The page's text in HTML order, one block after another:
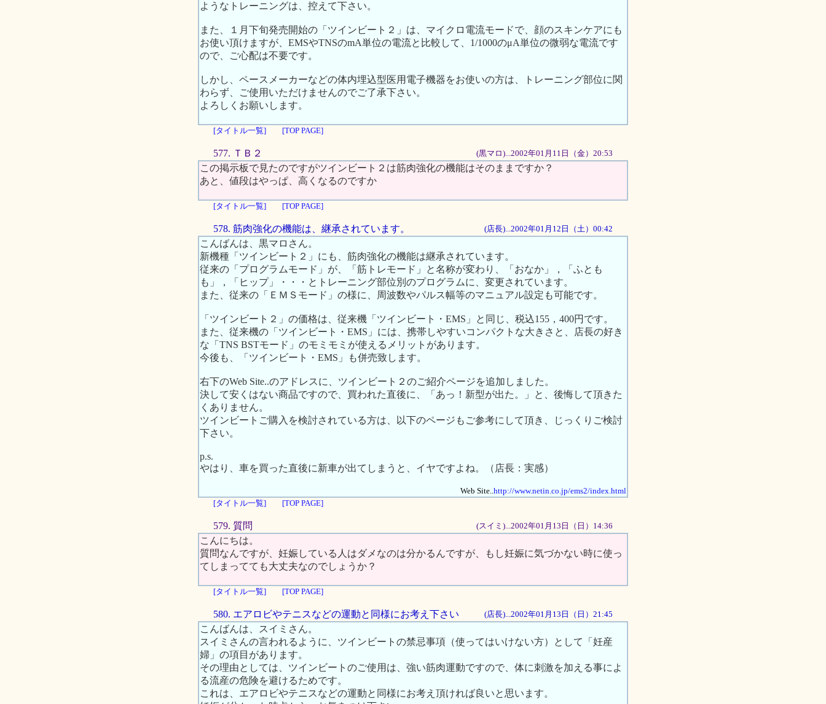
ようなトレーニングは、控えて下さい。
また、１月下旬発売開始の「ツインビート２」は、マイクロ電流モードで、顔のスキンケアにも
お使い頂けますが、EMSやTNSのmA単位の電流と比較して、1/1000のμA単位の微弱な電流です
ので、ご心配は不要です。
しかし、ペースメーカーなどの体内埋込型医用電子機器をお使いの方は、トレーニング部位に関
わらず、ご使用いただけませんのでご了承下さい。
よろしくお願いします。
[タイトル一覧] [TOP PAGE]
577. ＴＢ２ (黒マロ)...2002年01月11日（金）20:53
この掲示板で見たのですがツインビート２は筋肉強化の機能はそのままですか？
あと、値段はやっぱ、高くなるのですか
[タイトル一覧] [TOP PAGE]
578. 筋肉強化の機能は、継承されています。 (店長)...2002年01月12日（土）00:42
こんばんは、黒マロさん。
新機種「ツインビート２」にも、筋肉強化の機能は継承されています。
従来の「プログラムモード」が、「筋トレモード」と名称が変わり、「おなか」，「ふとも
も」，「ヒップ」・・・とトレーニング部位別のプログラムに、変更されています。
また、従来の「ＥＭＳモード」の様に、周波数やパルス幅等のマニュアル設定も可能です。
「ツインビート２」の価格は、従来機「ツインビート・EMS」と同じ、税込155，400円です。
また、従来機の「ツインビート・EMS」には、携帯しやすいコンパクトな大きさと、店長の好き
な「TNS BSTモード」のモミモミが使えるメリットがあります。
今後も、「ツインビート・EMS」も併売致します。
右下のWeb Site..のアドレスに、ツインビート２のご紹介ページを追加しました。
決して安くはない商品ですので、買われた直後に、「あっ！新型が出た。」と、後悔して頂きた
くありません。
ツインビートご購入を検討されている方は、以下のページもご参考にして頂き、じっくりご検討
下さい。
p.s.
やはり、車を買った直後に新車が出てしまうと、イヤですよね。（店長：実感）
Web Site..http://www.netin.co.jp/ems2/index.html
[タイトル一覧]
[TOP PAGE]
579. 質問 (スイミ)...2002年01月13日（日）14:36
こんにちは。
質問なんですが、妊娠している人はダメなのは分かるんですが、もし妊娠に気づかない時に使っ
てしまってても大丈夫なのでしょうか？
[タイトル一覧] [TOP PAGE]
580. エアロビやテニスなどの運動と同様にお考え下さい (店長)...2002年01月13日（日）21:45
こんばんは、スイミさん。
スイミさんの言われるように、ツインビートの禁忌事項（使ってはいけない方）として「妊産
婦」の項目があります。
その理由としては、ツインビートのご使用は、強い筋肉運動ですので、体に刺激を加える事によ
る流産の危険を避けるためです。
これは、エアロビやテニスなどの運動と同様にお考え頂ければ良いと思います。